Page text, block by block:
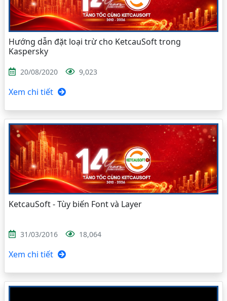
Hướng dẫn đặt loại trừ cho KetcauSoft trong
Kaspersky
20/08/2020 9,023
Xem chi tiết
KetcauSoft - Tùy biến Font và Layer
31/03/2016 18,064
Xem chi tiết